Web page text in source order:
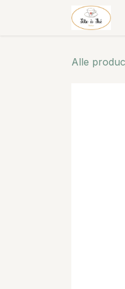
Overslaan naar inhoud
Alle